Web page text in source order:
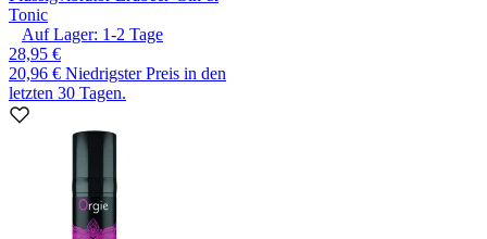
Tonic
Auf Lager: 1-2 Tage
28,95 €
20,96 € Niedrigster Preis in den
letzten 30 Tagen.